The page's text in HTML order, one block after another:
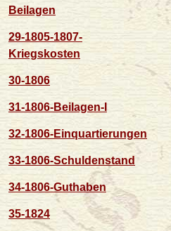
Beilagen
29-1805-1807-
Kriegskosten
30-1806
31-1806-Beilagen-I
32-1806-Einquartierungen
33-1806-Schuldenstand
34-1806-Guthaben
35-1824